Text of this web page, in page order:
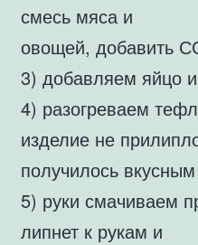
смесь мяса и
овощей, добавить
3) добавляем яйцо
4) разогреваем
изделие не
получилось
5) руки смачиваем
липнет к рукам и